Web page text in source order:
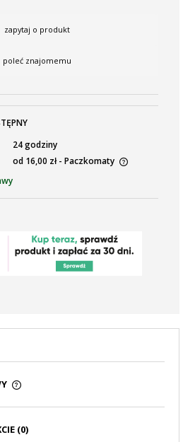
zapytaj o produkt
poleć znajomemu
24 godziny
od 16,00 zł - Paczkomaty
kosztów płatności
(0)